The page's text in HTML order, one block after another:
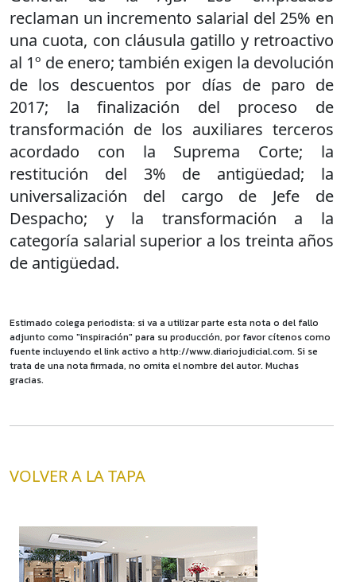
reclaman un incremento salarial del 25% en
una cuota, con cláusula gatillo y retroactivo
al 1º de enero; también exigen la devolución
de los descuentos por días de paro de
2017; la finalización del proceso de
transformación de los auxiliares terceros
acordado con la Suprema Corte; la
restitución del 3% de antigüedad; la
universalización del cargo de Jefe de
Despacho; y la transformación a la
categoría salarial superior a los treinta años
de antigüedad.
Estimado colega periodista: si va a utilizar parte esta nota o del fallo
adjunto como "inspiración" para su producción, por favor cítenos como
fuente incluyendo el link activo a http://www.diariojudicial.com. Si se
trata de una nota firmada, no omita el nombre del autor. Muchas
gracias.
VOLVER A LA TAPA